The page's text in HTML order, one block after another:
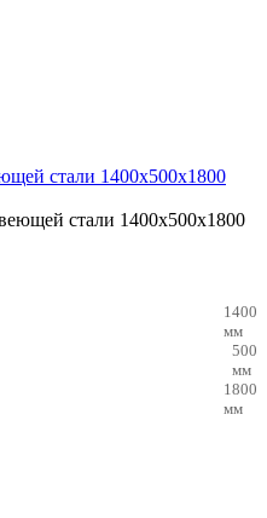
стали 1400х500х1800
1400
мм
500
мм
1800
мм